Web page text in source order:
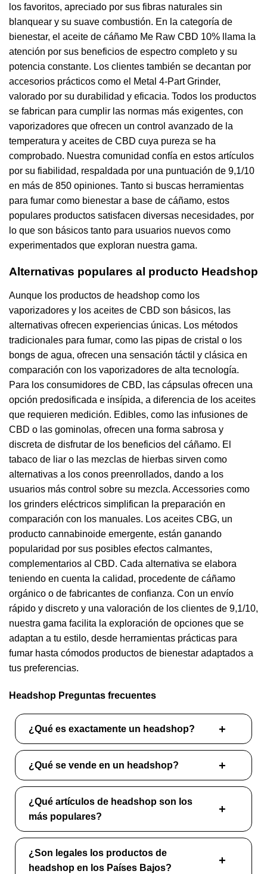
los favoritos, apreciado por sus fibras naturales sin
blanquear y su suave combustión. En la categoría de
bienestar, el aceite de cáñamo Me Raw CBD 10% llama la
atención por sus beneficios de espectro completo y su
potencia constante. Los clientes también se decantan por
accesorios prácticos como el Metal 4-Part Grinder,
valorado por su durabilidad y eficacia. Todos los productos
se fabrican para cumplir las normas más exigentes, con
vaporizadores que ofrecen un control avanzado de la
temperatura y aceites de CBD cuya pureza se ha
comprobado. Nuestra comunidad confía en estos artículos
por su fiabilidad, respaldada por una puntuación de 9,1/10
en más de 850 opiniones. Tanto si buscas herramientas
para fumar como bienestar a base de cáñamo, estos
populares productos satisfacen diversas necesidades, por
lo que son básicos tanto para usuarios nuevos como
experimentados que exploran nuestra gama.
Alternativas populares al producto Headshop
Aunque los productos de headshop como los
vaporizadores y los aceites de CBD son básicos, las
alternativas ofrecen experiencias únicas. Los métodos
tradicionales para fumar, como las pipas de cristal o los
bongs de agua, ofrecen una sensación táctil y clásica en
comparación con los vaporizadores de alta tecnología.
Para los consumidores de CBD, las cápsulas ofrecen una
opción predosificada e insípida, a diferencia de los aceites
que requieren medición. Edibles, como las infusiones de
CBD o las gominolas, ofrecen una forma sabrosa y
discreta de disfrutar de los beneficios del cáñamo. El
tabaco de liar o las mezclas de hierbas sirven como
alternativas a los conos preenrollados, dando a los
usuarios más control sobre su mezcla. Accessories como
los grinders eléctricos simplifican la preparación en
comparación con los manuales. Los aceites CBG, un
producto cannabinoide emergente, están ganando
popularidad por sus posibles efectos calmantes,
complementarios al CBD. Cada alternativa se elabora
teniendo en cuenta la calidad, procedente de cáñamo
orgánico o de fabricantes de confianza. Con un envío
rápido y discreto y una valoración de los clientes de 9,1/10,
nuestra gama facilita la exploración de opciones que se
adaptan a tu estilo, desde herramientas prácticas para
fumar hasta cómodos productos de bienestar adaptados a
tus preferencias.
Headshop Preguntas frecuentes
¿Qué es exactamente un headshop?
¿Qué se vende en un headshop?
¿Qué artículos de headshop son los
más populares?
¿Son legales los productos de
headshop en los Países Bajos?